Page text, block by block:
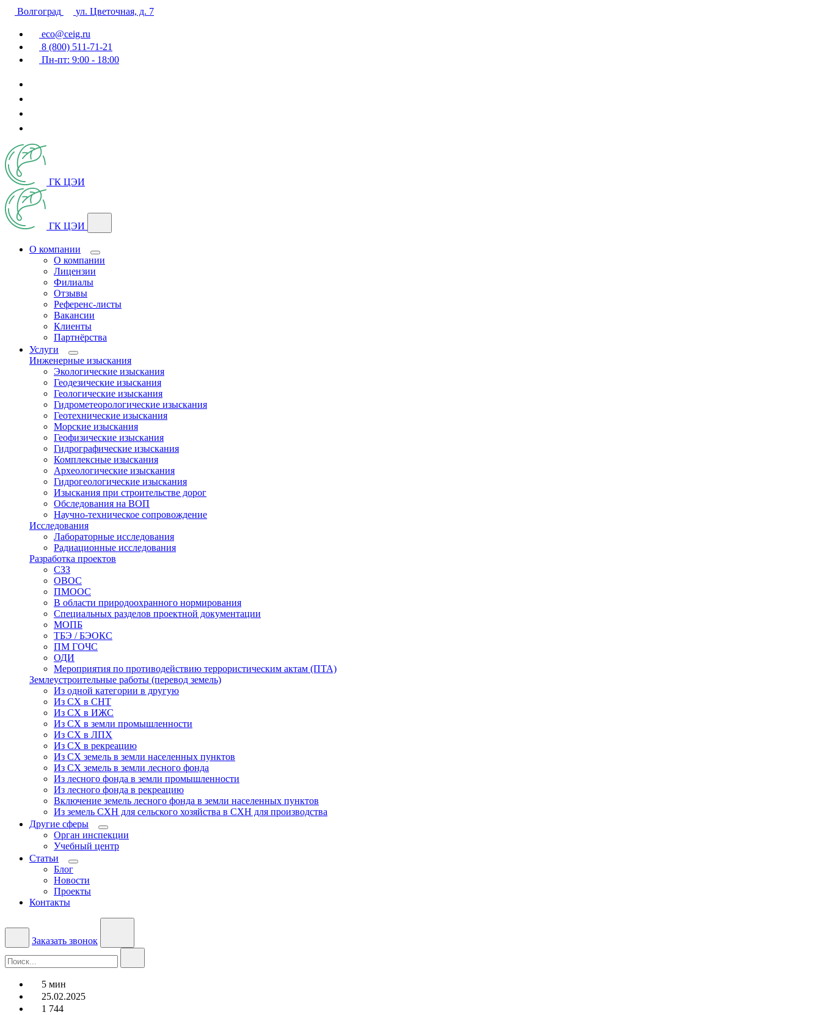
Волгоград ул. Цветочная, д. 7
eco@ceig.ru
8 (800) 511-71-21
Пн-пт: 9:00 - 18:00
ГК ЦЭИ
ГК ЦЭИ
О компании
О компании
Лицензии
Филиалы
Отзывы
Референс-листы
Вакансии
Клиенты
Партнёрства
Услуги
Инженерные изыскания
Экологические изыскания
Геодезические изыскания
Геологические изыскания
Гидрометеорологические изыскания
Геотехнические изыскания
Морские изыскания
Геофизические изыскания
Гидрографические изыскания
Комплексные изыскания
Археологические изыскания
Гидрогеологические изыскания
Изыскания при строительстве дорог
Обследования на ВОП
Научно-техническое сопровождение
Исследования
Лабораторные исследования
Радиационные исследования
Разработка проектов
СЗЗ
ОВОС
ПМООС
В области природоохранного нормирования
Специальных разделов проектной документации
МОПБ
ТБЭ / БЭОКС
ПМ ГОЧС
ОДИ
Мероприятия по противодействию террористическим актам (ПТА)
Землеустроительные работы (перевод земель)
Из одной категории в другую
Из СХ в СНТ
Из СХ в ИЖС
Из СХ в земли промышленности
Из СХ в ЛПХ
Из СХ в рекреацию
Из СХ земель в земли населенных пунктов
Из СХ земель в земли лесного фонда
Из лесного фонда в земли промышленности
Из лесного фонда в рекреацию
Включение земель лесного фонда в земли населенных пунктов
Из земель СХН для сельского хозяйства в СХН для производства
Другие сферы
Орган инспекции
Учебный центр
Статьи
Блог
Новости
Проекты
Контакты
Заказать звонок
5 мин
25.02.2025
1 744